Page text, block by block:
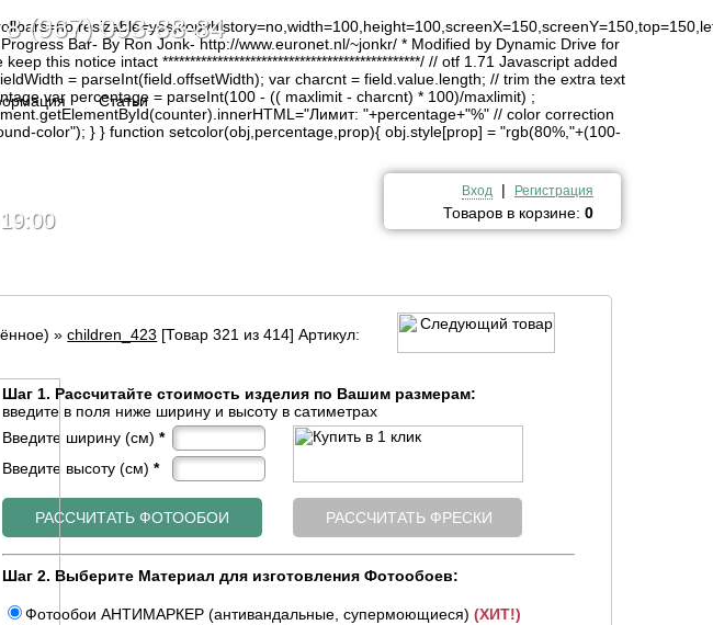
Bar- By Ron Jonk- http://www.euronet.nl/~jonkr/ * Modified by Dynamic Drive for
this notice intact ***********************************************/ // otf 1.71 Javascript added
= parseInt(field.offsetWidth); var charcnt = field.value.length; // trim the extra text
var percentage = parseInt(100 - (( maxlimit - charcnt) * 100)/maxlimit) ;
"+percentage+"%" // color correction
color"); } } function setcolor(obj,percentage,prop){ obj.style[prop] = "rgb(80%,"+(100-
093-88-84
Вход | Регистрация
Товаров в корзине: 0
Статьи
»children_423 [Товар 321 из 414] Артикул:
Шаг 1. Рассчитайте стоимость изделия по Вашим размерам:
введите в поля ниже ширину и высоту в сатиметрах
Введите ширину (см) *
Введите высоту (см) *
Шаг 2. Выберите Материал для изготовления Фотообоев:
Фотообои АНТИМАРКЕР (антивандальные, супермоющиеся) (ХИТ!)